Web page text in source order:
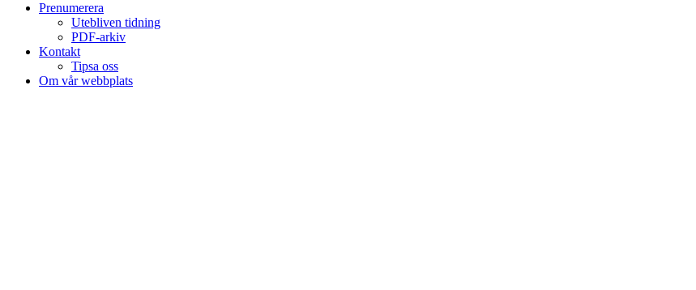
Prenumerera
Utebliven tidning
PDF-arkiv
Kontakt
Tipsa oss
Om vår webbplats